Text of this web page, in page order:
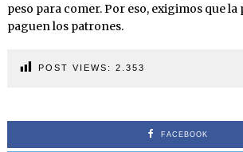
peso para comer. Por eso, exigimos que la
paguen los patrones.
POST VIEWS: 2.353
FACEBOOK